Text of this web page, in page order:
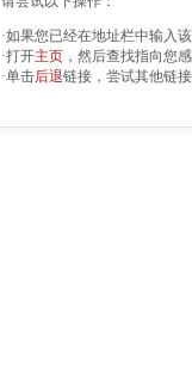
·如果您已经在地址栏中输入
·打开主页 ，然后查找指向您
·单击后退链接，尝试其他链